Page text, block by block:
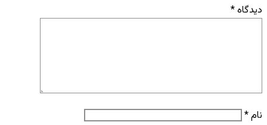
دیدگاه*
نام*